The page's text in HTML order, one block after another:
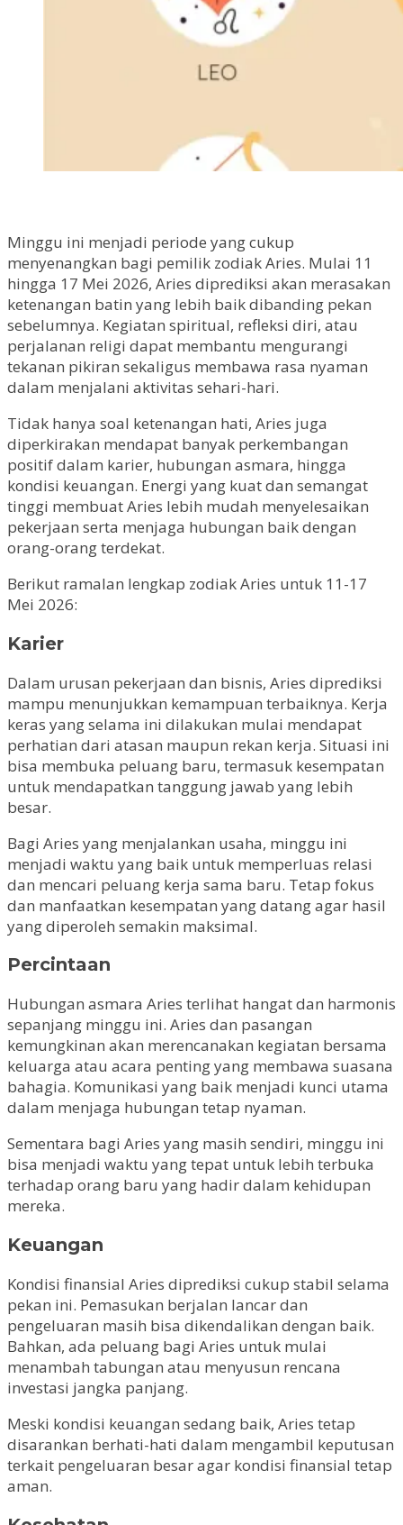
Minggu ini menjadi periode yang cukup
menyenangkan bagi pemilik zodiak Aries. Mulai 11
hingga 17 Mei 2026, Aries diprediksi akan merasakan
ketenangan batin yang lebih baik dibanding pekan
sebelumnya. Kegiatan spiritual, refleksi diri, atau
perjalanan religi dapat membantu mengurangi
tekanan pikiran sekaligus membawa rasa nyaman
dalam menjalani aktivitas sehari-hari.
Tidak hanya soal ketenangan hati, Aries juga
diperkirakan mendapat banyak perkembangan
positif dalam karier, hubungan asmara, hingga
kondisi keuangan. Energi yang kuat dan semangat
tinggi membuat Aries lebih mudah menyelesaikan
pekerjaan serta menjaga hubungan baik dengan
orang-orang terdekat.
Berikut ramalan lengkap zodiak Aries untuk 11-17
Mei 2026:
Karier
Dalam urusan pekerjaan dan bisnis, Aries diprediksi
mampu menunjukkan kemampuan terbaiknya. Kerja
keras yang selama ini dilakukan mulai mendapat
perhatian dari atasan maupun rekan kerja. Situasi ini
bisa membuka peluang baru, termasuk kesempatan
untuk mendapatkan tanggung jawab yang lebih
besar.
Bagi Aries yang menjalankan usaha, minggu ini
menjadi waktu yang baik untuk memperluas relasi
dan mencari peluang kerja sama baru. Tetap fokus
dan manfaatkan kesempatan yang datang agar hasil
yang diperoleh semakin maksimal.
Percintaan
Hubungan asmara Aries terlihat hangat dan harmonis
sepanjang minggu ini. Aries dan pasangan
kemungkinan akan merencanakan kegiatan bersama
keluarga atau acara penting yang membawa suasana
bahagia. Komunikasi yang baik menjadi kunci utama
dalam menjaga hubungan tetap nyaman.
Sementara bagi Aries yang masih sendiri, minggu ini
bisa menjadi waktu yang tepat untuk lebih terbuka
terhadap orang baru yang hadir dalam kehidupan
mereka.
Keuangan
Kondisi finansial Aries diprediksi cukup stabil selama
pekan ini. Pemasukan berjalan lancar dan
pengeluaran masih bisa dikendalikan dengan baik.
Bahkan, ada peluang bagi Aries untuk mulai
menambah tabungan atau menyusun rencana
investasi jangka panjang.
Meski kondisi keuangan sedang baik, Aries tetap
disarankan berhati-hati dalam mengambil keputusan
terkait pengeluaran besar agar kondisi finansial tetap
aman.